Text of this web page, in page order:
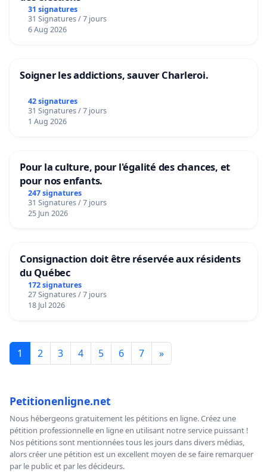
31 signatures
31 Signatures / 7 jours
6 Aug 2026
Soigner les addictions, sauver Charleroi.
42 signatures
31 Signatures / 7 jours
1 Aug 2026
Pour la culture, pour l'égalité des chances, et
pour nos enfants.
247 signatures
31 Signatures / 7 jours
25 Jun 2026
Consignaction doit être réservée aux résidents
du Québec
172 signatures
27 Signatures / 7 jours
18 Jul 2026
1 2 3 4 5 6 7 »
Petitionenligne.net
Nous hébergeons gratuitement les pétitions en ligne. Créez une
pétition professionnelle en ligne en utilisant notre service puissant !
Nos pétitions sont mentionnées tous les jours dans divers médias,
alors créer une pétition est un excellent moyen de se faire remarquer
par le public et par les décideurs.